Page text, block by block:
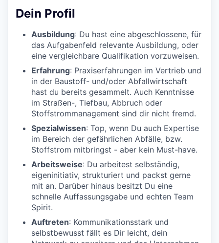
Dein Profil
Ausbildung: Du hast eine abgeschlossene, für
das Aufgabenfeld relevante Ausbildung, oder
eine vergleichbare Qualifikation vorzuweisen.
Erfahrung: Praxiserfahrungen im Vertrieb und
in der Baustoff- und/oder Abfallwirtschaft
hast du bereits gesammelt. Auch Kenntnisse
im Straßen-, Tiefbau, Abbruch oder
Stoffstrommanagement sind dir nicht fremd.
Spezialwissen: Top, wenn Du auch Expertise
im Bereich der gefährlichen Abfälle, bzw.
Stoffstrom mitbringst - aber kein Must-have.
Arbeitsweise: Du arbeitest selbständig,
eigeninitiativ, strukturiert und packst gerne
mit an. Darüber hinaus besitzt Du eine
schnelle Auffassungsgabe und echten Team
Spirit.
Auftreten: Kommunikationsstark und
selbstbewusst fällt es Dir leicht, dein